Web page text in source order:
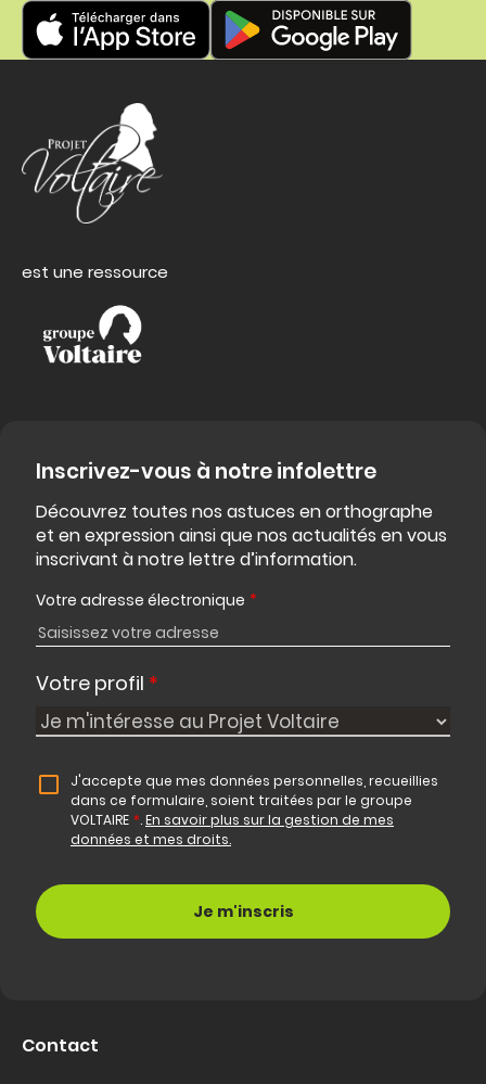
est une ressource
Inscrivez-vous à notre infolettre
Découvrez toutes nos astuces en orthographe
et en expression ainsi que nos actualités en vous
inscrivant à notre lettre d’information.
Votre adresse électronique *
Votre profil *
J'accepte que mes données personnelles, recueillies
dans ce formulaire, soient traitées par le groupe
VOLTAIRE *.En savoir plus sur la gestion de mes
données et mes droits.
Contact